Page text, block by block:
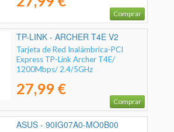
Comprar
TP-LINK - ARCHER T4E V2
Tarjeta de Red Inalámbrica-PCI
Express TP-Link Archer T4E/
1200Mbps/ 2.4/5GHz
27,99 €
Comprar
ASUS - 90IG07A0-MO0B00